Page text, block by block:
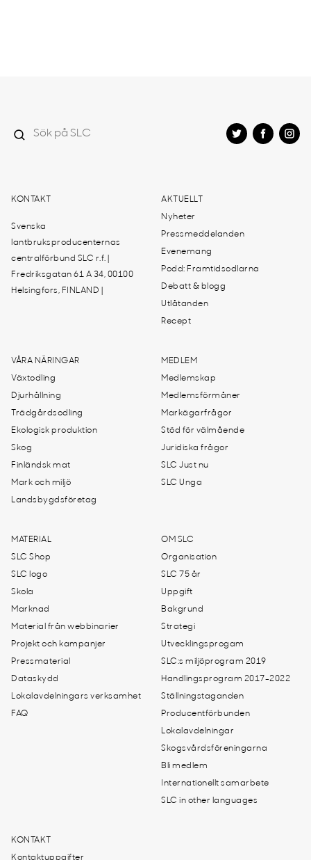
KONTAKT
Svenska
lantbruksproducenternas
centralförbund SLC r.f. |
Fredriksgatan 61 A 34, 00100
Helsingfors, FINLAND |
AKTUELLT
Nyheter
Pressmeddelanden
Evenemang
Podd: Framtidsodlarna
Debatt & blogg
Utlåtanden
Recept
VÅRA NÄRINGAR
Växtodling
Djurhållning
Trädgårdsodling
Ekologisk produktion
Skog
Finländsk mat
Mark och miljö
Landsbygdsföretag
MEDLEM
Medlemskap
Medlemsförmåner
Markägarfrågor
Stöd för välmående
Juridiska frågor
SLC Just nu
SLC Unga
MATERIAL
SLC Shop
SLC logo
Skola
Marknad
Material från webbinarier
Projekt och kampanjer
Pressmaterial
Dataskydd
Lokalavdelningars verksamhet
FAQ
OM SLC
Organisation
SLC 75 år
Uppgift
Bakgrund
Strategi
Utvecklingsprogam
SLC:s miljöprogram 2019
Handlingsprogram 2017-2022
Ställningstaganden
Producentförbunden
Lokalavdelningar
Skogsvårdsföreningarna
Bli medlem
Internationellt samarbete
SLC in other languages
KONTAKT
Kontaktuppgifter